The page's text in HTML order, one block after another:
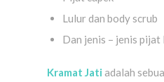
Lulur dan body scrub
Dan jenis – jenis pijat
Kramat Jati adalah